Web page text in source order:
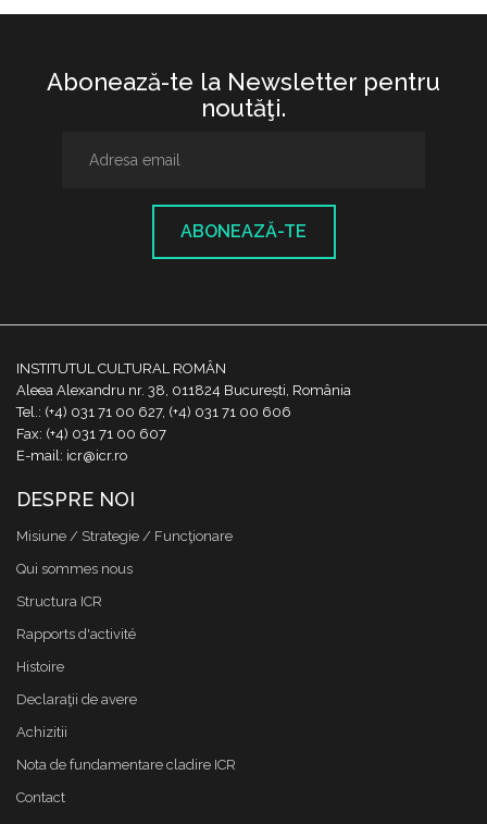
Abonează-te la Newsletter pentru
noutăţi.
ABONEAZĂ-TE
INSTITUTUL CULTURAL ROMÂN
Aleea Alexandru nr. 38, 011824 București, România
Tel.: (+4) 031 71 00 627, (+4) 031 71 00 606
Fax: (+4) 031 71 00 607
E-mail: icr@icr.ro
DESPRE NOI
Misiune / Strategie / Funcţionare
Qui sommes nous
Structura ICR
Rapports d'activité
Histoire
Declaraţii de avere
Achizitii
Nota de fundamentare cladire ICR
Contact